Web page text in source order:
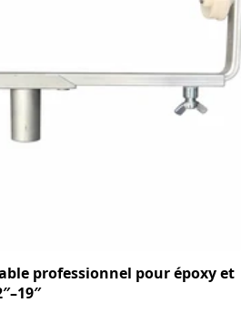
professionnel pour époxy et